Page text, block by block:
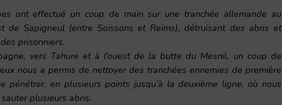
ont effectué un coup de main sur une tranchée allemande au
de Sapigneul (entre Soissons et Reims), détruisant des abris et
prisonniers.
vers Tahure et à l’ouest de la butte du Mesnil, un coup de
nous a permis de nettoyer des tranchées ennemies de première
pénétrer, en plusieurs points jusqu’à la deuxième ligne, où nous
plusieurs abris.